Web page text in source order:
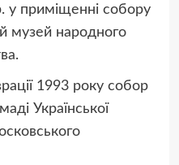
у приміщенні собору
музей народного
1993 року собор
Української